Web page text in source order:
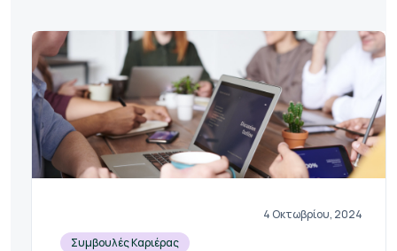
4 Οκτωβρίου, 2024
Συμβουλές Καριέρας